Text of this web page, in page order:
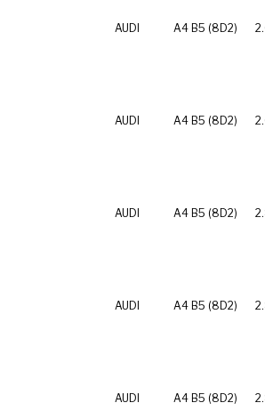
AUDI A4 B5 (8D2)
AUDI A4 B5 (8D2)
AUDI A4 B5 (8D2)
AUDI A4 B5 (8D2)
AUDI A4 B5 (8D2)